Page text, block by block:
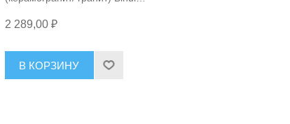
2 289,00 ₽
В КОРЗИНУ